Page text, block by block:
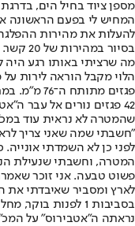
מספן ציוד בחיל הים,
המחיש לי בפעם הראשונה
בסיור
מה שרציתי באותו רגע היה
הלוי מקבל הוראה לירות
פגזים מתותח ה־76 מ"מ. במרחק של 2.7 ק"מ, הוא פותח בירי מאסיבי.
42 פגזים נורים אל עבר
שהמטרה לא נראית עוד
"חשבתי שמה שאני צריך
לפני כן לא השמדתי
המטרה, וחשבתי שנעילת
פשוט טבעה. אני זוכר
לארץ ומסביר שאיבדתי את
בסביבות 1 לפנות
נראתה ה"אטבירוס" על